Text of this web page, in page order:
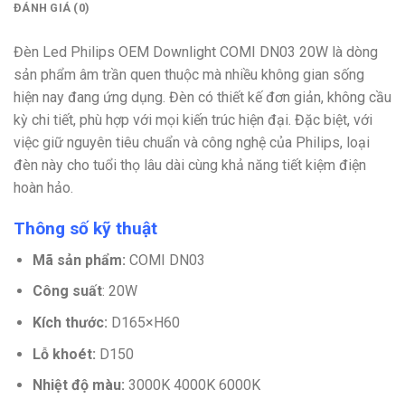
ĐÁNH GIÁ (0)
Đèn Led Philips OEM Downlight COMI DN03 20W là dòng
sản phẩm âm trần quen thuộc mà nhiều không gian sống
hiện nay đang ứng dụng. Đèn có thiết kế đơn giản, không cầu
kỳ chi tiết, phù hợp với mọi kiến trúc hiện đại. Đặc biệt, với
việc giữ nguyên tiêu chuẩn và công nghệ của Philips, loại
đèn này cho tuổi thọ lâu dài cùng khả năng tiết kiệm điện
hoàn hảo.
Thông số kỹ thuật
Mã sản phẩm: COMI DN03
Công suất: 20W
Kích thước: D165×H60
Lỗ khoét: D150
Nhiệt độ màu: 3000K 4000K 6000K